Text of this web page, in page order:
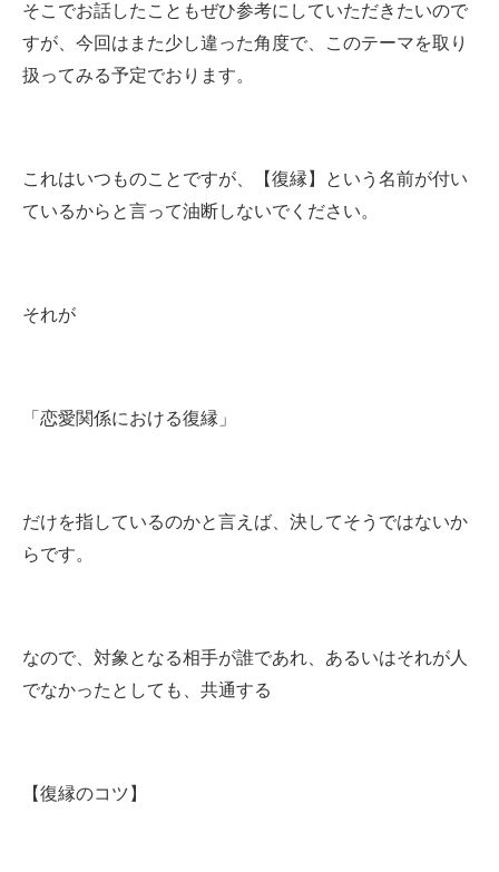
そこでお話したこともぜひ参考にしていただきたいので
すが、今回はまた少し違った角度で、このテーマを取り
扱ってみる予定でおります。
これはいつものことですが、【復縁】という名前が付い
ているからと言って油断しないでください。
それが
「恋愛関係における復縁」
だけを指しているのかと言えば、決してそうではないか
らです。
なので、対象となる相手が誰であれ、あるいはそれが人
でなかったとしても、共通する
【復縁のコツ】